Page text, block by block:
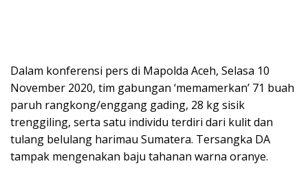
Dalam konferensi pers di Mapolda Aceh, Selasa 10
November 2020, tim gabungan ‘memamerkan’ 71 buah
paruh rangkong/enggang gading, 28 kg sisik
trenggiling, serta satu individu terdiri dari kulit dan
tulang belulang harimau Sumatera. Tersangka DA
tampak mengenakan baju tahanan warna oranye.